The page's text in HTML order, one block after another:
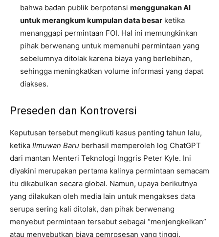
bahwa badan publik berpotensi menggunakan AI
untuk merangkum kumpulan data besar ketika
menanggapi permintaan FOI. Hal ini memungkinkan
pihak berwenang untuk memenuhi permintaan yang
sebelumnya ditolak karena biaya yang berlebihan,
sehingga meningkatkan volume informasi yang dapat
diakses.
Preseden dan Kontroversi
Keputusan tersebut mengikuti kasus penting tahun lalu,
ketika Ilmuwan Baru berhasil memperoleh log ChatGPT
dari mantan Menteri Teknologi Inggris Peter Kyle. Ini
diyakini merupakan pertama kalinya permintaan semacam
itu dikabulkan secara global. Namun, upaya berikutnya
yang dilakukan oleh media lain untuk mengakses data
serupa sering kali ditolak, dan pihak berwenang
menyebut permintaan tersebut sebagai “menjengkelkan”
atau menyebutkan biaya pemrosesan yang tinggi.